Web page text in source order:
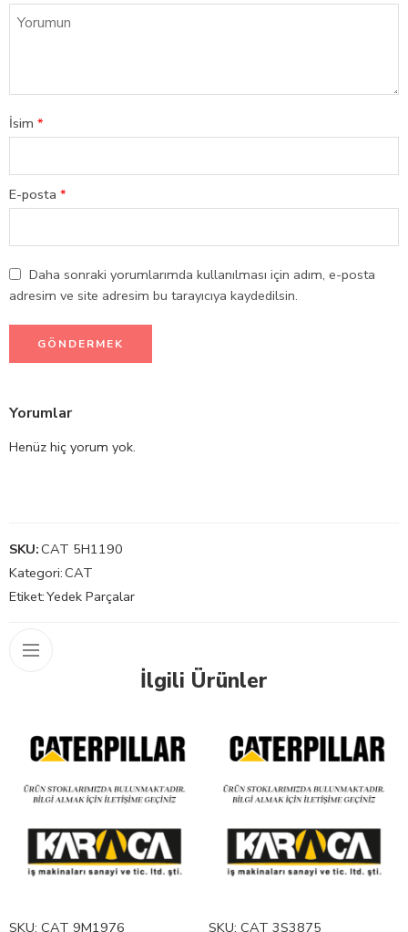
İsim *
E-posta *
Daha sonraki yorumlarımda kullanılması için adım, e-posta
adresim ve site adresim bu tarayıcıya kaydedilsin.
Yorumlar
Henüz hiç yorum yok.
SKU:CAT 5H1190
Kategori:CAT
Etiket:Yedek Parçalar
İlgili Ürünler
SKU: CAT 9M1976 SKU: CAT 3S3875